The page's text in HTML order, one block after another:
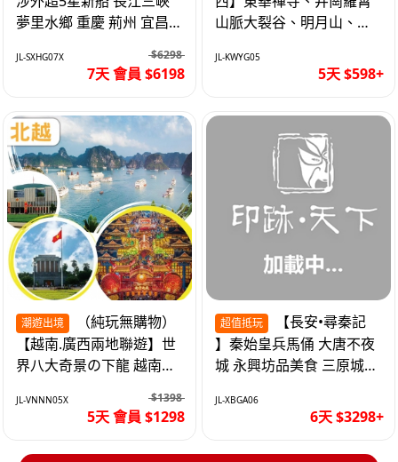
夢里水鄉 重慶 荊州 宜昌
JL-SXHG07X $6298
7天 會員 $6198
山脈大裂谷、明月山、仙
JL-KWYG05
5天 $598+
潮遊出境
【越南.廣西兩地聯遊】世
界八大奇景の下龍 越南首
車5天
JL-VNNN05X $1398
5天 會員 $1298
超值抵玩
】秦始皇兵馬俑 大唐不夜
城 永興坊品美食 三原城隍
JL-XBGA06
6天 $3298+